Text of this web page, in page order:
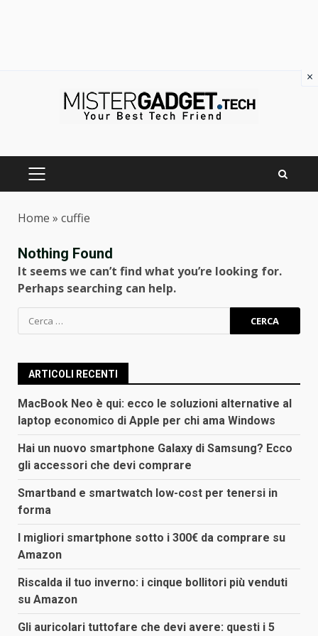
PRIMARY
Home » cuffie
Nothing Found
It seems we can’t find what you’re looking for.
Perhaps searching can help.
Ricerca
per:
ARTICOLI RECENTI
MacBook Neo è qui: ecco le soluzioni alternative al
laptop economico di Apple per chi ama Windows
Hai un nuovo smartphone Galaxy di Samsung? Ecco
gli accessori che devi comprare
Smartband e smartwatch low-cost per tenersi in
forma
I migliori smartphone sotto i 300€ da comprare su
Amazon
Riscalda il tuo inverno: i cinque bollitori più venduti
su Amazon
Gli auricolari tuttofare che devi avere: questi i 5
×